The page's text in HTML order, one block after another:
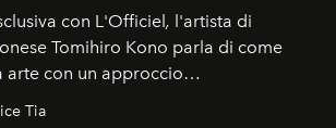
con L'Officiel, l'artista di
Tomihiro Kono parla di come
arte con un approccio
Tia